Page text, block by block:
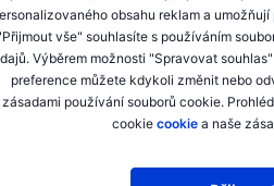
obsahu reklam a
vše" souhlasíte s používáním
Výběrem možnosti "Spravovat
preference můžete kdykoli změnit nebo
zásadami používání souborů cookie.
cookie cookie a naše